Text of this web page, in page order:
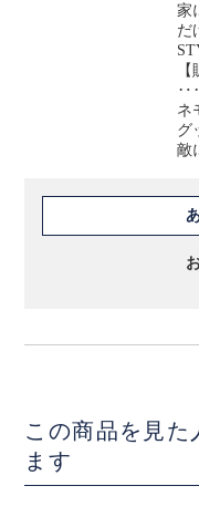
家
だ
ネ
グ
敵
この商品を見た
ます